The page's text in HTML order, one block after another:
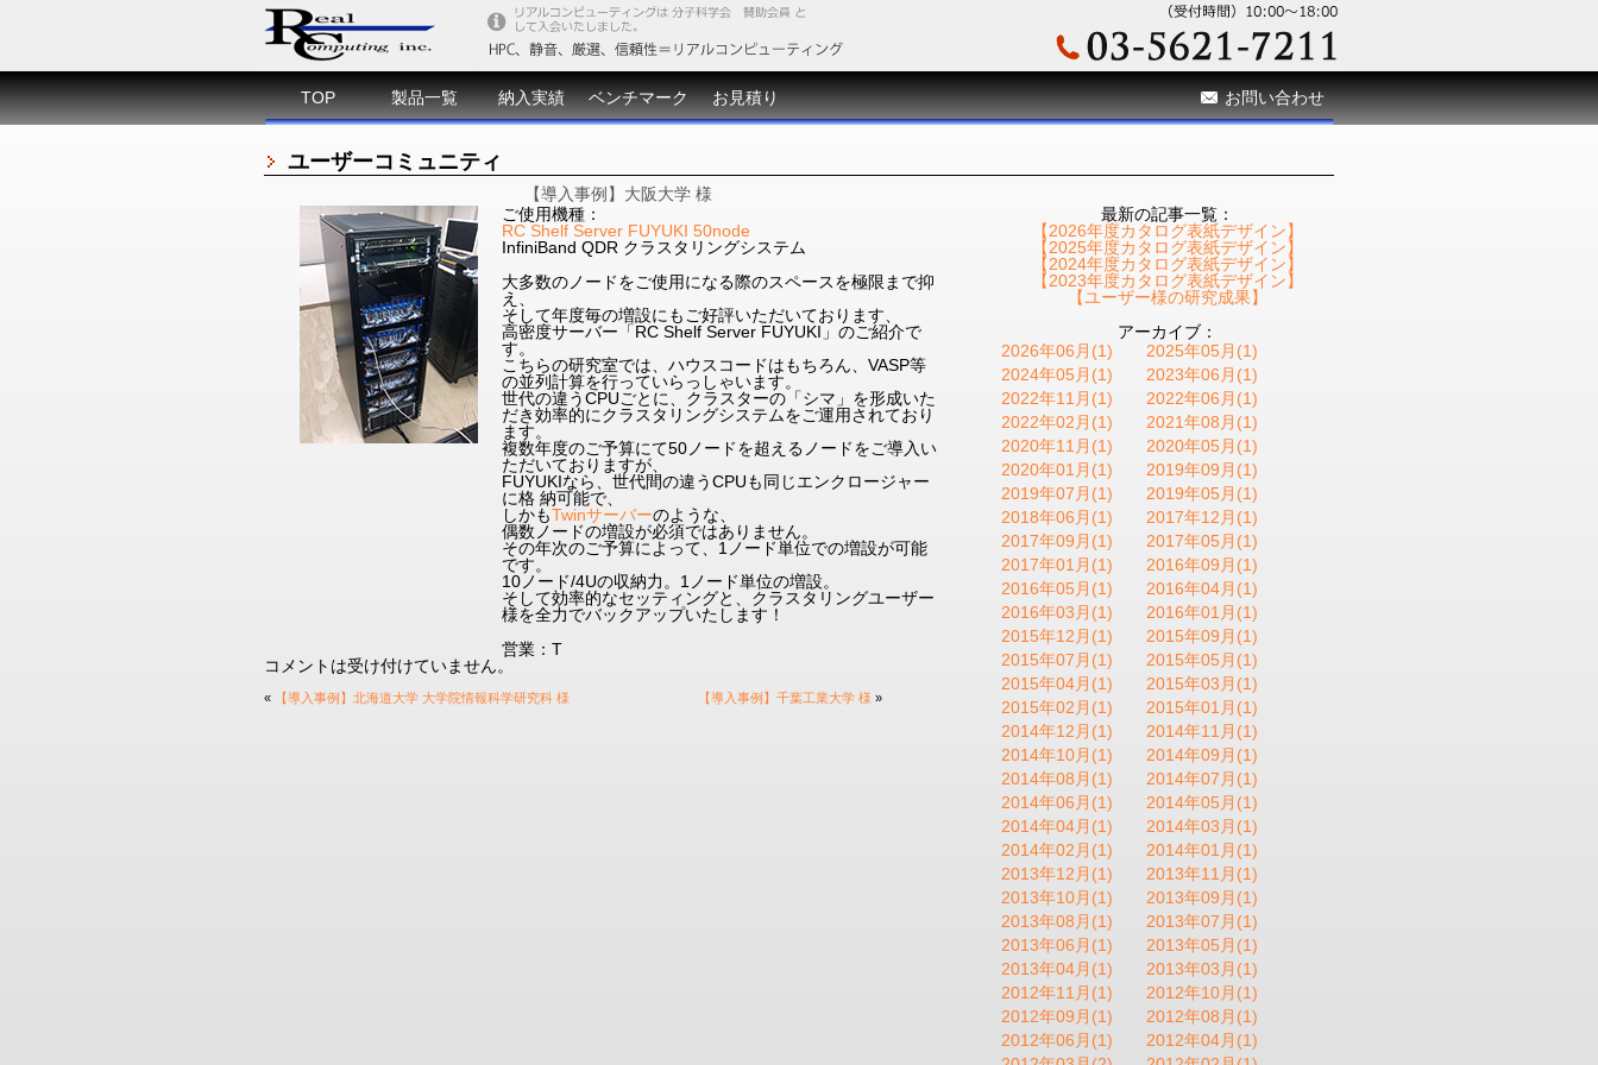
TOP 製品一覧 納入実績 ベンチマーク お見積り お問い合わせ
ユーザーコミュニティ
【導入事例】大阪大学 様
ご使用機種：
RC Shelf Server FUYUKI 50node
InfiniBand QDR クラスタリングシステム
大多数のノードをご使用になる際のスペースを極限まで抑
え、
そして年度毎の増設にもご好評いただいております、
高密度サーバー「RC Shelf Server FUYUKI」のご紹介で
す。
こちらの研究室では、ハウスコードはもちろん、VASP等
の並列計算を行っていらっしゃいます。
世代の違うCPUごとに、クラスターの「シマ」を形成いた
だき効率的にクラスタリングシステムをご運用されており
ます。
複数年度のご予算にて50ノードを超えるノードをご導入い
ただいておりますが、
FUYUKIなら、世代間の違うCPUも同じエンクロージャー
に格 納可能で、
しかもTwinサーバーのような、
偶数ノードの増設が必須ではありません。
その年次のご予算によって、1ノード単位での増設が可能
です。
10ノード/4Uの収納力。1ノード単位の増設。
そして効率的なセッティングと、クラスタリングユーザー
様を全力でバックアップいたします！
営業：T
コメントは受け付けていません。
« 【導入事例】北海道大学 大学院情報科学研究科 様 【導入事例】千葉工業大学 様 »
最新の記事一覧：
【2026年度カタログ表紙デザイン】
【2025年度カタログ表紙デザイン】
【2024年度カタログ表紙デザイン】
【2023年度カタログ表紙デザイン】
【ユーザー様の研究成果】
アーカイブ：
2026年06月(1)
2025年05月(1)
2024年05月(1)
2023年06月(1)
2022年11月(1)
2022年06月(1)
2022年02月(1)
2021年08月(1)
2020年11月(1)
2020年05月(1)
2020年01月(1)
2019年09月(1)
2019年07月(1)
2019年05月(1)
2018年06月(1)
2017年12月(1)
2017年09月(1)
2017年05月(1)
2017年01月(1)
2016年09月(1)
2016年05月(1)
2016年04月(1)
2016年03月(1)
2016年01月(1)
2015年12月(1)
2015年09月(1)
2015年07月(1)
2015年05月(1)
2015年04月(1)
2015年03月(1)
2015年02月(1)
2015年01月(1)
2014年12月(1)
2014年11月(1)
2014年10月(1)
2014年09月(1)
2014年08月(1)
2014年07月(1)
2014年06月(1)
2014年05月(1)
2014年04月(1)
2014年03月(1)
2014年02月(1)
2014年01月(1)
2013年12月(1)
2013年11月(1)
2013年10月(1)
2013年09月(1)
2013年08月(1)
2013年07月(1)
2013年06月(1)
2013年05月(1)
2013年04月(1)
2013年03月(1)
2012年11月(1)
2012年10月(1)
2012年09月(1)
2012年08月(1)
2012年06月(1)
2012年04月(1)